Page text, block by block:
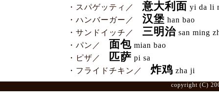
・スパゲッティ／
意大利面 yi da li
・ハンバーガー／
汉堡 han bao
・サンドイッチ／
三明治 san ming
・パン／
面包 mian bao
・ピザ／
匹萨 pi sa
・フライドチキン／
炸鸡 zha ji
copyright (C)